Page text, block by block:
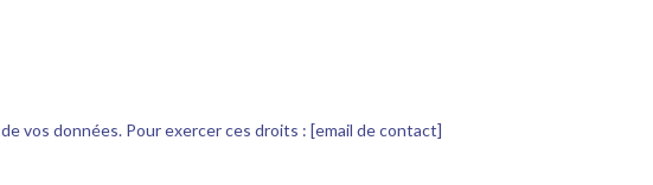
vos données. Pour exercer ces droits : [email de contact]